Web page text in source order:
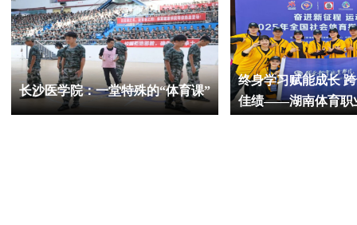
长沙医学院：一堂特殊的“体育课”
终身学习赋能成长
佳绩——湖南体育职